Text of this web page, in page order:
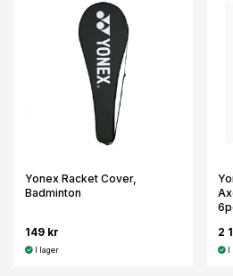
Yonex Racket Cover,
Badminton
149 kr
I lager
2
I